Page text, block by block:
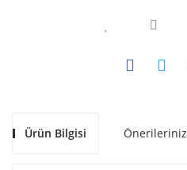
Ürün Bilgisi Önerileriniz